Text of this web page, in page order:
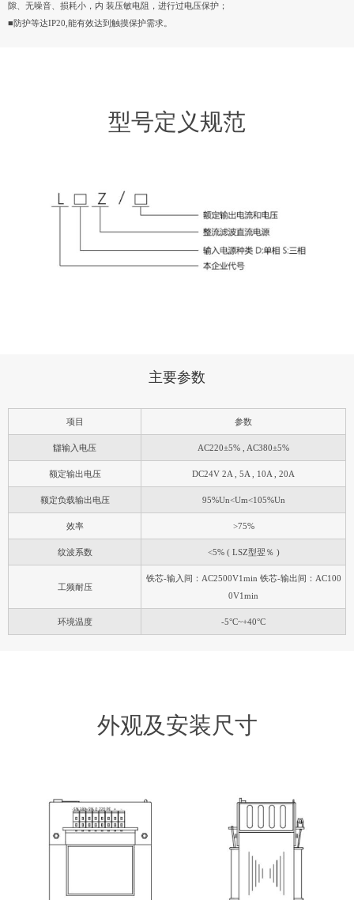
隙、无噪音、损耗小，内 装压敏电阻，进行过电压保护；
■防护等达IP20,能有效达到触摸保护需求。
型号定义规范
主要参数
项目 参数
讎输入电压 AC220±5% , AC380±5%
额定输出电压 DC24V 2A , 5A , 10A , 20A
额定负载输出电压 95%Un<Um<105%Un
效率 >75%
纹波系数 <5% ( LSZ型翌％ )
工频耐压
铁芯-输入间：AC2500V1min 铁芯-输出间：AC100
0V1min
环境温度 -5°C~+40°C
外观及安装尺寸